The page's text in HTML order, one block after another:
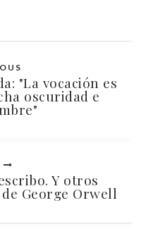
"La vocación es
oscuridad e
Y otros
George Orwell